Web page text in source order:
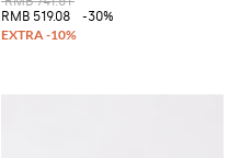
RMB 519.08
-30%